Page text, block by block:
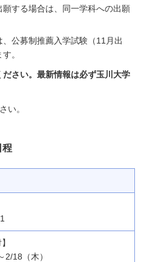
する場合は、同一学科への出願
公募制推薦入学試験（11月出
。
さい。最新情報は必ず玉川大学
い。
程
2/18（木）